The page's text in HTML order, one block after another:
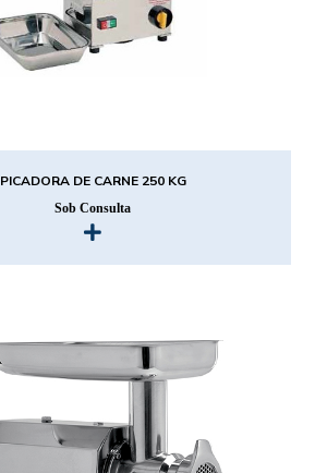
PICADORA DE CARNE 250 KG
Sob Consulta